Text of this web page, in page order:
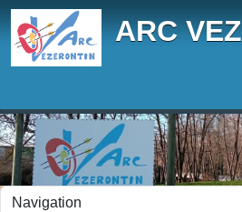
ARC
Panneau de gestion des cookies